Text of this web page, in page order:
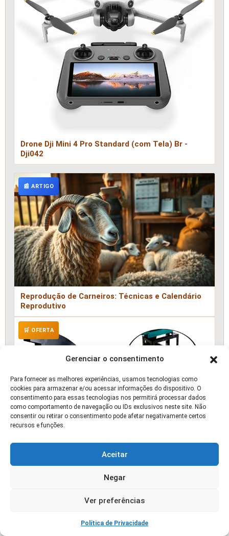
Gerenciar o consentimento
Para fornecer as melhores experiências, usamos tecnologias como
cookies para armazenar e/ou acessar informações do dispositivo. O
consentimento para essas tecnologias nos permitirá processar dados
como comportamento de navegação ou IDs exclusivos neste site. Não
consentir ou retirar o consentimento pode afetar negativamente certos
recursos e funções.
Aceitar
Negar
Ver preferências
Política de Privacidade
Drone Dji Mini 4 Pro Standard (com Tela) Br -
Dji042
📰 ARTIGO
Reprodução de Carneiros: Técnicas e Calendário
Reprodutivo
🛒 OFERTA